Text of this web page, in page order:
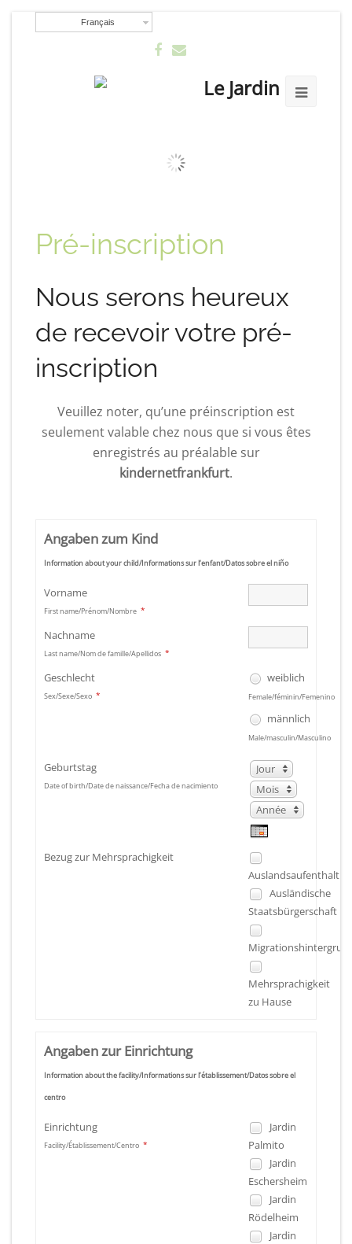
Français
Pré-inscription
Nous serons heureux
de recevoir votre pré-
inscription
Veuillez noter, qu’une préinscription est
seulement valable chez nous que si vous êtes
enregistrés au préalable sur
kindernetfrankfurt.
Angaben zum Kind
Information about your child/Informations sur l‘enfant/Datos sobre el niño
Vorname
First name/Prénom/Nombre *
Nachname
Last name/Nom de famille/Apellidos *
Geschlecht
Sex/Sexe/Sexo *
weiblich
Female/féminin/Femenino
männlich
Male/masculin/Masculino
Geburtstag
Date of birth/Date de naissance/Fecha de nacimiento
JourJour
Mois
Année
Bezug zur Mehrsprachigkeit
Auslandsaufenthalt
Ausländische
Staatsbürgerschaft
Mehrsprachigkeit
zu Hause
Angaben zur Einrichtung
Information about the facility/Informations sur l’établissement/Datos sobre el
centro
Einrichtung
Facility/Établissement/Centro *
Jardin
Palmito
Jardin
Eschersheim
Jardin
Rödelheim
Jardin